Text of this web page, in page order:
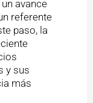
avance
referente
paso, la
y sus
más